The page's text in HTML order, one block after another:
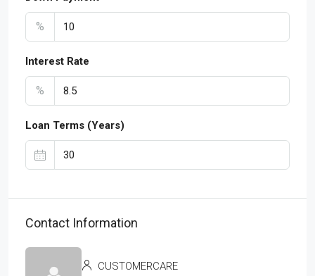
%
Interest Rate
%
Loan Terms (Years)
Contact Information
CUSTOMERCARE